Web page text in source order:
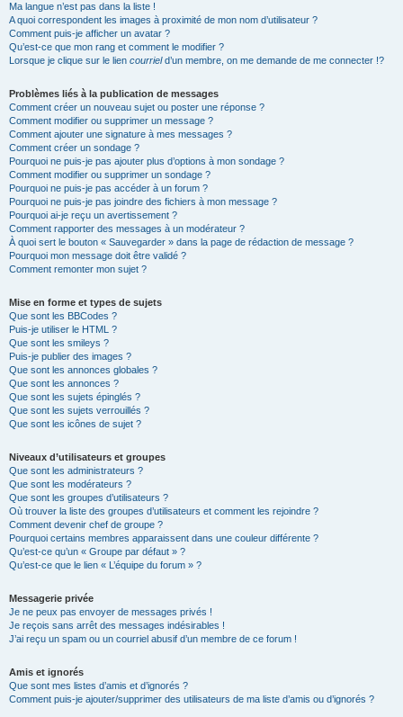
Ma langue n’est pas dans la liste !
A quoi correspondent les images à proximité de mon nom d’utilisateur ?
Comment puis-je afficher un avatar ?
Qu’est-ce que mon rang et comment le modifier ?
Lorsque je clique sur le lien courrield’un membre, on me demande de me connecter !?
Problèmes liés à la publication de messages
Comment créer un nouveau sujet ou poster une réponse ?
Comment modifier ou supprimer un message ?
Comment ajouter une signature à mes messages ?
Comment créer un sondage ?
Pourquoi ne puis-je pas ajouter plus d’options à mon sondage ?
Comment modifier ou supprimer un sondage ?
Pourquoi ne puis-je pas accéder à un forum ?
Pourquoi ne puis-je pas joindre des fichiers à mon message ?
Pourquoi ai-je reçu un avertissement ?
Comment rapporter des messages à un modérateur ?
À quoi sert le bouton « Sauvegarder » dans la page de rédaction de message ?
Pourquoi mon message doit être validé ?
Comment remonter mon sujet ?
Mise en forme et types de sujets
Que sont les BBCodes ?
Puis-je utiliser le HTML ?
Que sont les smileys ?
Puis-je publier des images ?
Que sont les annonces globales ?
Que sont les annonces ?
Que sont les sujets épinglés ?
Que sont les sujets verrouillés ?
Que sont les icônes de sujet ?
Niveaux d’utilisateurs et groupes
Que sont les administrateurs ?
Que sont les modérateurs ?
Que sont les groupes d’utilisateurs ?
Où trouver la liste des groupes d’utilisateurs et comment les rejoindre ?
Comment devenir chef de groupe ?
Pourquoi certains membres apparaissent dans une couleur différente ?
Qu’est-ce qu’un « Groupe par défaut » ?
Qu’est-ce que le lien « L’équipe du forum » ?
Messagerie privée
Je ne peux pas envoyer de messages privés !
Je reçois sans arrêt des messages indésirables !
J’ai reçu un spam ou un courriel abusif d’un membre de ce forum !
Amis et ignorés
Que sont mes listes d’amis et d’ignorés ?
Comment puis-je ajouter/supprimer des utilisateurs de ma liste d’amis ou d’ignorés ?